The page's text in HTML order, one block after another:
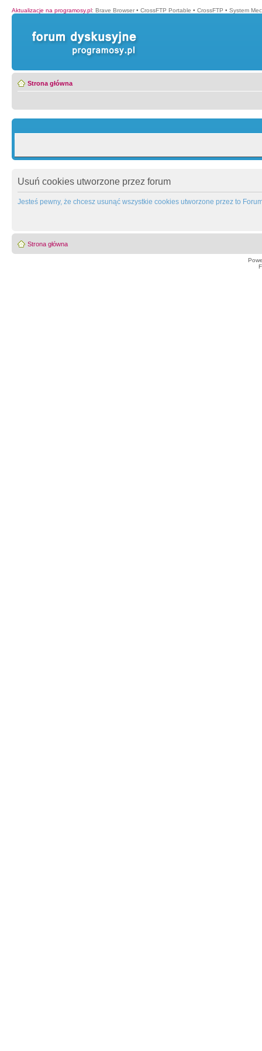
Aktualizacje na programosy.pl: Brave Browser • CrossFTP Portable • CrossFTP • System
Strona główna
Usuń cookies utworzone przez forum
Jesteś pewny, że chcesz usunąć wszystkie cookies utworzone przez to
Strona główna